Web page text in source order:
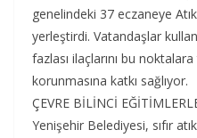
genelindeki 37 eczaneye
yerleştirdi. Vatandaşlar
fazlası ilaçlarını bu
korunmasına katkı sağlıyor.
ÇEVRE BİLİNCİ
Yenişehir Belediyesi, sıfır